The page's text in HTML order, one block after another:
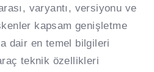
varyantı, versiyonu ve
kapsam genişletme
dair en temel bilgileri
teknik özellikleri